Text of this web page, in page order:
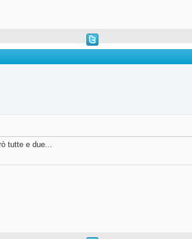
tutte e due...